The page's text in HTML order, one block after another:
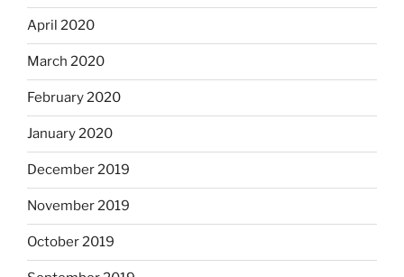
April 2020
March 2020
February 2020
January 2020
December 2019
November 2019
October 2019